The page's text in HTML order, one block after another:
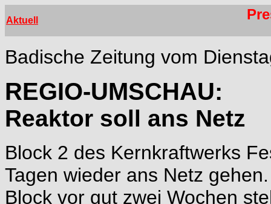
Aktuell
Badische Zeitung vom
REGIO-UMSCHAU:
Reaktor soll ans Netz
Block 2 des Kernkraftwerks
Tagen wieder ans Netz
Block vor gut zwei Wochen